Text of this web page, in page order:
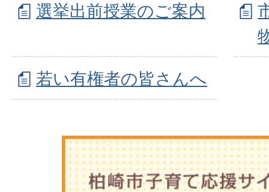
選挙出前授業のご案内
若い有権者の皆さんへ